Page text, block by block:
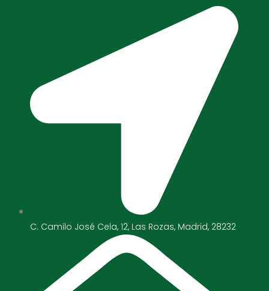
C. Camilo José Cela, 12, Las Rozas, Madrid, 28232